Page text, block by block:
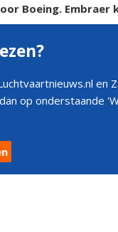
Boeing. Embraer
en
op onderstaande